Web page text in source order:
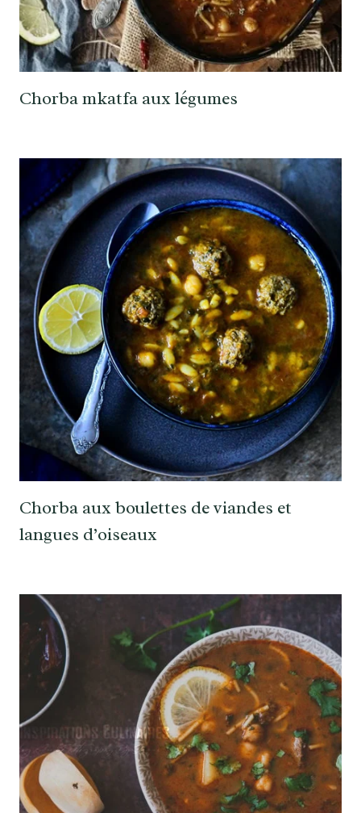
Chorba mkatfa aux légumes
Chorba aux boulettes de viandes et
langues d’oiseaux